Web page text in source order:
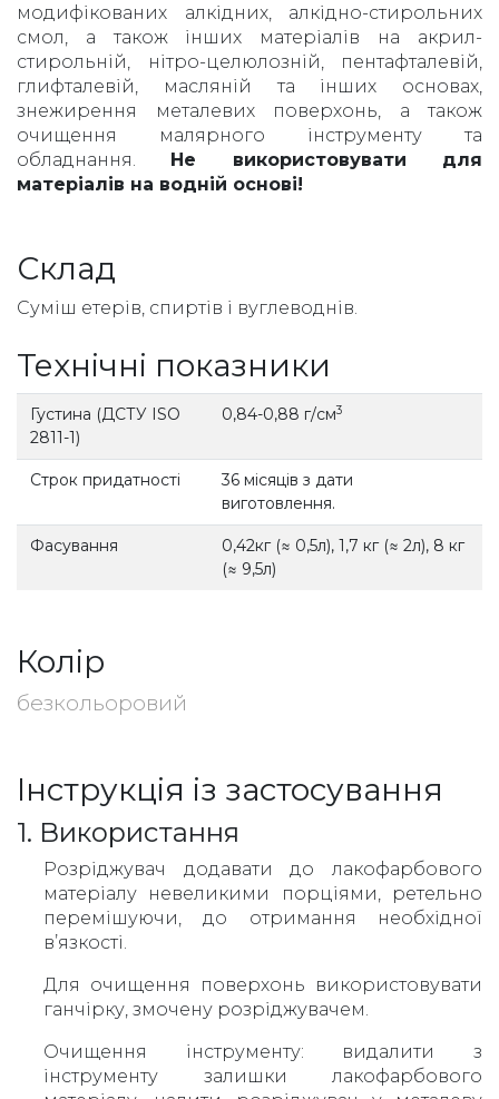
модифікованих алкідних, алкідно-стирольних
смол, а також інших матеріалів на акрил-
стирольній, нітро-целюлозній, пентафталевій,
глифталевій, масляній та інших основах,
знежирення металевих поверхонь, а також
очищення малярного інструменту та
обладнання. Не використовувати для
матеріалів на водній основі!
Склад
Суміш етерів, спиртів і вуглеводнів.
Технічні показники
Густина (ДСТУ ISO
2811-1)
0,84-0,88 г/см3
Строк придатності
36 місяців з дати
виготовлення.
Фасування
0,42кг (≈ 0,5л), 1,7 кг (≈ 2л), 8 кг
(≈ 9,5л)
Колір
безкольоровий
Інструкція із застосування
1. Використання
Розріджувач додавати до лакофарбового
матеріалу невеликими порціями, ретельно
перемішуючи, до отримання необхідної
в’язкості.
Для очищення поверхонь використовувати
ганчірку, змочену розріджувачем.
Очищення інструменту: видалити з
інструменту залишки лакофарбового